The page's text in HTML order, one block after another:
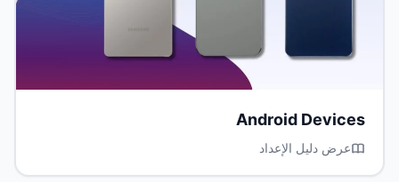
Android Devices
عرض دليل الإعداد